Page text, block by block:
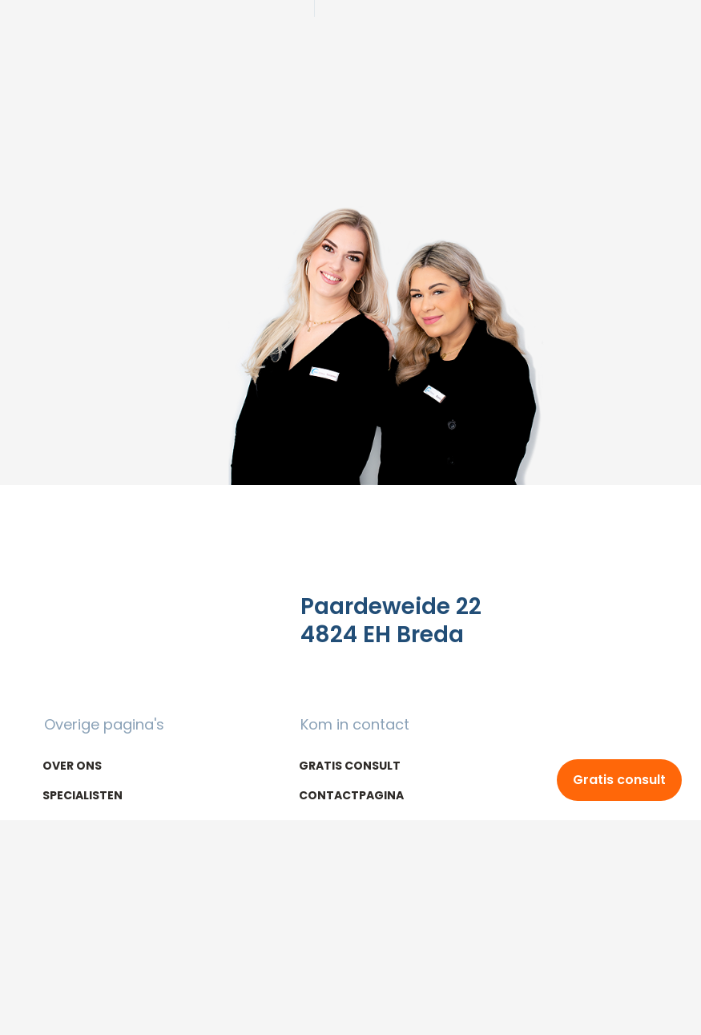
Gratis consult
Paardeweide 22
4824 EH Breda
Overige pagina's
OVER ONS
SPECIALISTEN
Kom in contact
GRATIS CONSULT
CONTACTPAGINA